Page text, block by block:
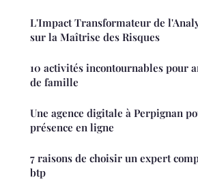
L'Impact Transformateur de
sur la Maîtrise des Risques
10 activités incontournables pour
de famille
Une agence digitale à Perpignan
présence en ligne
7 raisons de choisir un expert
btp